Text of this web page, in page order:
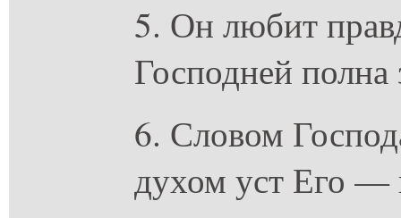
5. Он любит
Господней полна
6. Словом
духом уст Его —